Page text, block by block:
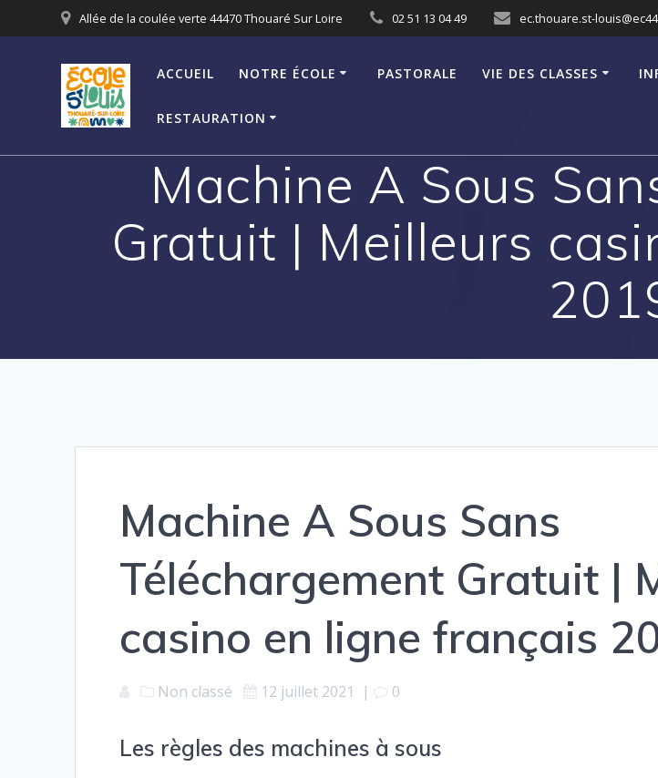
au
Allée de la coulée verte 44470 Thouaré Sur Loire 02 51 13 04 49 ec.thouare.st-
ACCUEIL NOTRE ÉCOLE PASTORALE VIE DES CLASSES
RESTAURATION
Machine A Sous
Gratuit | Meilleurs
Machine A Sous Sans
Téléchargement Gratuit |
casino en ligne français
Non classé 12 juillet 2021 | 0
Les règles des machines à sous